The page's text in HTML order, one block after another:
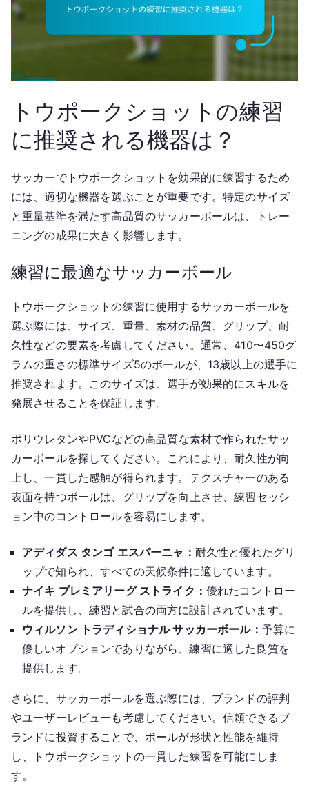
トウポークショットの練習
に推奨される機器は？
サッカーでトウポークショットを効果的に練習するため
には、適切な機器を選ぶことが重要です。特定のサイズ
と重量基準を満たす高品質のサッカーボールは、トレー
ニングの成果に大きく影響します。
練習に最適なサッカーボール
トウポークショットの練習に使用するサッカーボールを
選ぶ際には、サイズ、重量、素材の品質、グリップ、耐
久性などの要素を考慮してください。通常、410〜450グ
ラムの重さの標準サイズ5のボールが、13歳以上の選手に
推奨されます。このサイズは、選手が効果的にスキルを
発展させることを保証します。
ポリウレタンやPVCなどの高品質な素材で作られたサッ
カーボールを探してください。これにより、耐久性が向
上し、一貫した感触が得られます。テクスチャーのある
表面を持つボールは、グリップを向上させ、練習セッシ
ョン中のコントロールを容易にします。
アディダス タンゴ エスパーニャ： 耐久性と優れたグリ
ップで知られ、すべての天候条件に適しています。
ナイキ プレミアリーグ ストライク： 優れたコントロー
ルを提供し、練習と試合の両方に設計されています。
ウィルソン トラディショナル サッカーボール： 予算に
優しいオプションでありながら、練習に適した良質を
提供します。
さらに、サッカーボールを選ぶ際には、ブランドの評判
やユーザーレビューも考慮してください。信頼できるブ
ランドに投資することで、ボールが形状と性能を維持
し、トウポークショットの一貫した練習を可能にしま
す。